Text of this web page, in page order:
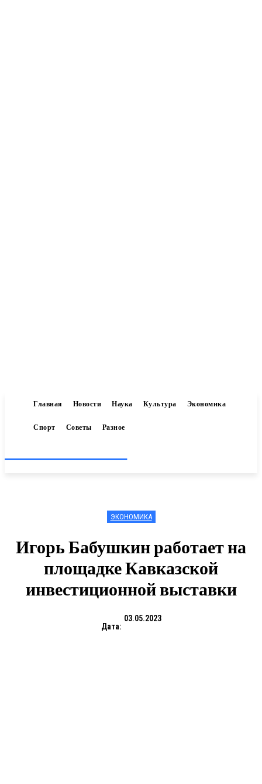
Главная Новости Наука Культура Экономика
Спорт Советы Разное
ЭКОНОМИКА
Игорь Бабушкин работает на
площадке Кавказской
инвестиционной выставки
Дата:
03.05.2023